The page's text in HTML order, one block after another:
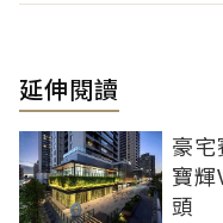
延伸閱讀
豪宅
寶
頭